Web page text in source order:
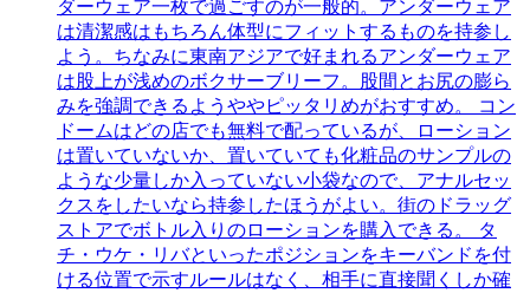
ダーウェア一枚で過ごすのが一般的。アンダーウェア
は清潔感はもちろん体型にフィットするものを持参し
よう。ちなみに東南アジアで好まれるアンダーウェア
は股上が浅めのボクサーブリーフ。股間とお尻の膨ら
みを強調できるようややピッタリめがおすすめ。 コン
ドームはどの店でも無料で配っているが、ローション
は置いていないか、置いていても化粧品のサンプルの
ような少量しか入っていない小袋なので、アナルセッ
クスをしたいなら持参したほうがよい。街のドラッグ
ストアでボトル入りのローションを購入できる。 タ
チ・ウケ・リバといったポジションをキーバンドを付
ける位置で示すルールはなく、相手に直接聞くしか確